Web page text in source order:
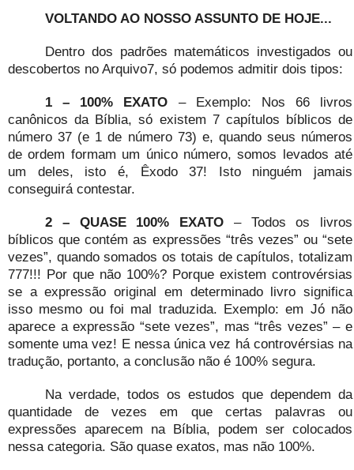
VOLTANDO AO NOSSO ASSUNTO DE HOJE...
Dentro dos padrões matemáticos investigados ou
descobertos no Arquivo7, só podemos admitir dois tipos:
1 – 100% EXATO – Exemplo: Nos 66 livros
canônicos da Bíblia, só existem 7 capítulos bíblicos de
número 37 (e 1 de número 73) e, quando seus números
de ordem formam um único número, somos levados até
um deles, isto é, Êxodo 37! Isto ninguém jamais
conseguirá contestar.
2 – QUASE 100% EXATO – Todos os livros
bíblicos que contém as expressões “três vezes” ou “sete
vezes”, quando somados os totais de capítulos, totalizam
777!!! Por que não 100%? Porque existem controvérsias
se a expressão original em determinado livro significa
isso mesmo ou foi mal traduzida. Exemplo: em Jó não
aparece a expressão “sete vezes”, mas “três vezes” – e
somente uma vez! E nessa única vez há controvérsias na
tradução, portanto, a conclusão não é 100% segura.
Na verdade, todos os estudos que dependem da
quantidade de vezes em que certas palavras ou
expressões aparecem na Bíblia, podem ser colocados
nessa categoria. São quase exatos, mas não 100%.